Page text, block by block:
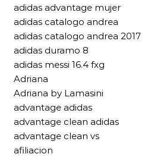
adidas advantage mujer
adidas catalogo andrea
adidas catalogo andrea 2017
adidas duramo 8
adidas messi 16.4 fxg
Adriana
Adriana by Lamasini
advantage adidas
advantage clean adidas
advantage clean vs
afiliacion